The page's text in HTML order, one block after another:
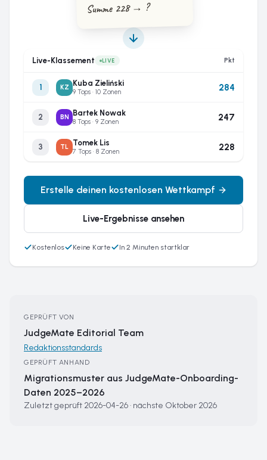
Summe 228 → ?
Live-Klassement LIVE Pkt
1 KZ Kuba Zieliński
9 Tops · 10 Zonen 284
2 BN Bartek Nowak
8 Tops · 9 Zonen 247
3 TL Tomek Lis
7 Tops · 8 Zonen 228
Erstelle deinen kostenlosen Wettkampf
Live-Ergebnisse ansehen
Kostenlos Keine Karte In 2 Minuten startklar
GEPRÜFT VON
JudgeMate Editorial Team
Redaktionsstandards
GEPRÜFT ANHAND
Migrationsmuster aus JudgeMate-Onboarding-
Daten 2025–2026
Zuletzt geprüft 2026-04-26· nächste Oktober 2026